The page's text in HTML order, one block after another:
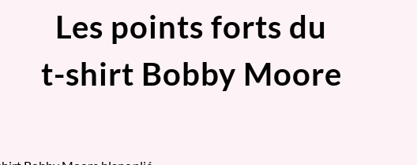
Les points forts du
t-shirt Bobby Moore